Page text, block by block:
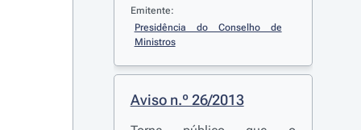
os consequentes
pressupostos de
Emitente:
Presidência do Conselho de
Ministros
Aviso n.º 26/2013